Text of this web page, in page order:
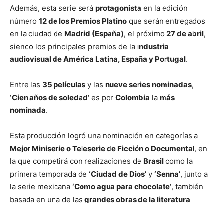
Además, esta serie será protagonista en la edición
número 12 de los Premios Platino que serán entregados
en la ciudad de Madrid (España), el próximo 27 de abril,
siendo los principales premios de la industria
audiovisual de América Latina, España y Portugal.
Entre las 35 películas y las nueve series nominadas,
‘Cien años de soledad’ es por Colombia la más
nominada.
Esta producción logró una nominación en categorías a
Mejor Miniserie o Teleserie de Ficción o Documental, en
la que competirá con realizaciones de Brasil como la
primera temporada de ‘Ciudad de Dios’ y ‘Senna’, junto a
la serie mexicana ‘Como agua para chocolate’, también
basada en una de las grandes obras de la literatura